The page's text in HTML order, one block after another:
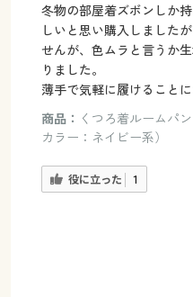
冬物の部屋着ズボンしか
しいと思い購入しました
せんが、色ムラと言うか
りました。
薄手で気軽に履けること
商品： くつろ着ルームパ
カラー：ネイビー系）
役に立った 1